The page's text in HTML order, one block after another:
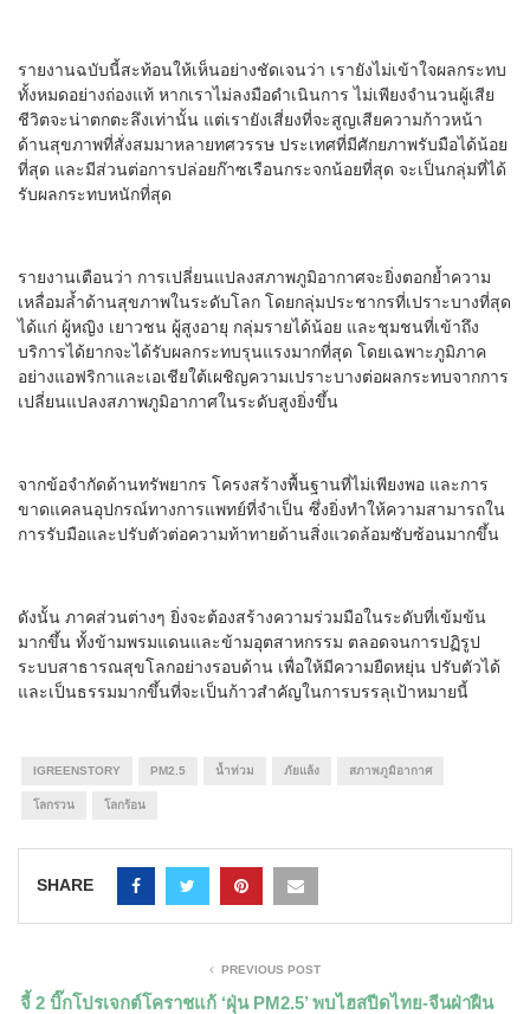
รายงานฉบับนี้สะท้อนให้เห็นอย่างชัดเจนว่า เรายังไม่เข้าใจผลกระทบ
ทั้งหมดอย่างถ่องแท้ หากเราไม่ลงมือดำเนินการ ไม่เพียงจำนวนผู้เสีย
ชีวิตจะน่าตกตะลึงเท่านั้น แต่เรายังเสี่ยงที่จะสูญเสียความก้าวหน้า
ด้านสุขภาพที่สั่งสมมาหลายทศวรรษ ประเทศที่มีศักยภาพรับมือได้น้อย
ที่สุด และมีส่วนต่อการปล่อยก๊าซเรือนกระจกน้อยที่สุด จะเป็นกลุ่มที่ได้
รับผลกระทบหนักที่สุด
รายงานเตือนว่า การเปลี่ยนแปลงสภาพภูมิอากาศจะยิ่งตอกย้ำความ
เหลื่อมล้ำด้านสุขภาพในระดับโลก โดยกลุ่มประชากรที่เปราะบางที่สุด
ได้แก่ ผู้หญิง เยาวชน ผู้สูงอายุ กลุ่มรายได้น้อย และชุมชนที่เข้าถึง
บริการได้ยากจะได้รับผลกระทบรุนแรงมากที่สุด โดยเฉพาะภูมิภาค
อย่างแอฟริกาและเอเชียใต้เผชิญความเปราะบางต่อผลกระทบจากการ
เปลี่ยนแปลงสภาพภูมิอากาศในระดับสูงยิ่งขึ้น
จากข้อจำกัดด้านทรัพยากร โครงสร้างพื้นฐานที่ไม่เพียงพอ และการ
ขาดแคลนอุปกรณ์ทางการแพทย์ที่จำเป็น ซึ่งยิ่งทำให้ความสามารถใน
การรับมือและปรับตัวต่อความท้าทายด้านสิ่งแวดล้อมซับซ้อนมากขึ้น
ดังนั้น ภาคส่วนต่างๆ ยิ่งจะต้องสร้างความร่วมมือในระดับที่เข้มข้น
มากขึ้น ทั้งข้ามพรมแดนและข้ามอุตสาหกรรม ตลอดจนการปฏิรูป
ระบบสาธารณสุขโลกอย่างรอบด้าน เพื่อให้มีความยืดหยุ่น ปรับตัวได้
และเป็นธรรมมากขึ้นที่จะเป็นก้าวสำคัญในการบรรลุเป้าหมายนี้
IGREENSTORY PM2.5 น้ำท่วม ภัยแล้ง สภาพภูมิอากาศ
โลกรวน โลกร้อน
SHARE
PREVIOUS POST
จี้ 2 บิ๊กโปรเจกต์โคราชแก้ ‘ฝุ่น PM2.5’ พบไฮสปีดไทย-จีนฝ่าฝืน